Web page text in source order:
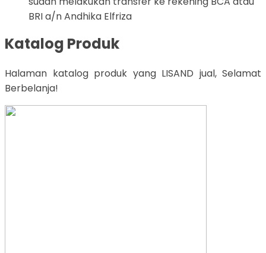
BRI a/n Andhika Elfriza
Katalog Produk
Halaman katalog produk yang LISAND jual, Selamat
Berbelanja!